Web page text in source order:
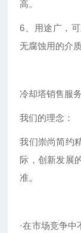
高。
6、用途广，
无腐蚀用的介
冷却塔销售服务
我们的理念：
我们崇尚简约
际，创新发展
准。
·在市场竞争